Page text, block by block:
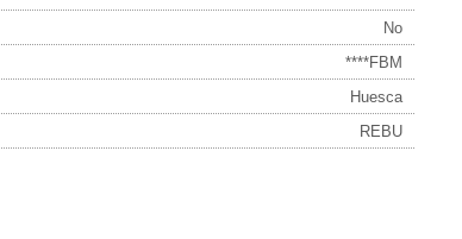
No
****FBM
Huesca
REBU